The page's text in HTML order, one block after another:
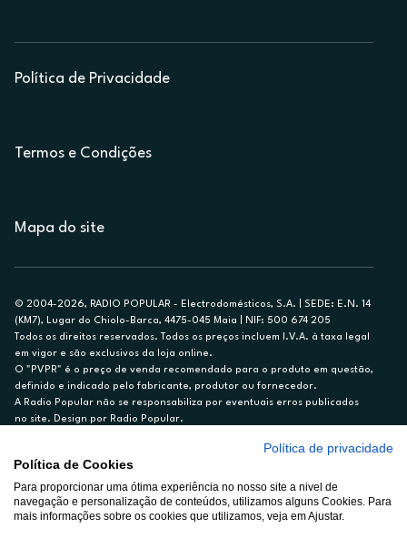
Política de Privacidade
Termos e Condições
Mapa do site
© 2004-2026, RADIO POPULAR - Electrodomésticos, S.A. | SEDE: E.N. 14
(KM7), Lugar do Chiolo-Barca, 4475-045 Maia | NIF: 500 674 205
Todos os direitos reservados. Todos os preços incluem I.V.A. à taxa legal
em vigor e são exclusivos da loja online.
O "PVPR" é o preço de venda recomendado para o produto em questão,
definido e indicado pelo fabricante, produtor ou fornecedor.
A Radio Popular não se responsabiliza por eventuais erros publicados
no site. Design por Radio Popular.
Ex. para limite de crédito de €1.500, reembolsado em 12 meses, TAN
14,79%.
Crédito sujeito a aprovação pelo Cetelem, marca BNP Paribas Personal
Finance, S.A., Sucursal em Portugal. Informe-se no 21 721 90 00 (dias
Política de privacidade
Política de Cookies
Para proporcionar uma ótima experiência no nosso site a nivel de
navegação e personalização de conteúdos, utilizamos alguns Cookies. Para
mais informações sobre os cookies que utilizamos, veja em Ajustar.